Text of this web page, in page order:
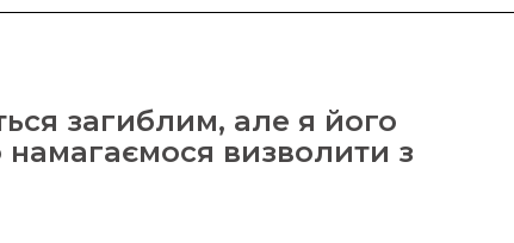
загиблим, але я його
визволити з